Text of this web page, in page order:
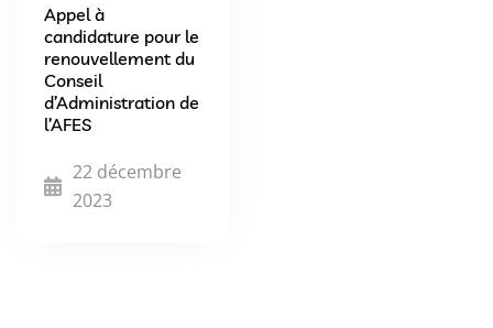
Appel à
candidature pour le
renouvellement du
Conseil
d’Administration de
l’AFES
22 décembre
2023